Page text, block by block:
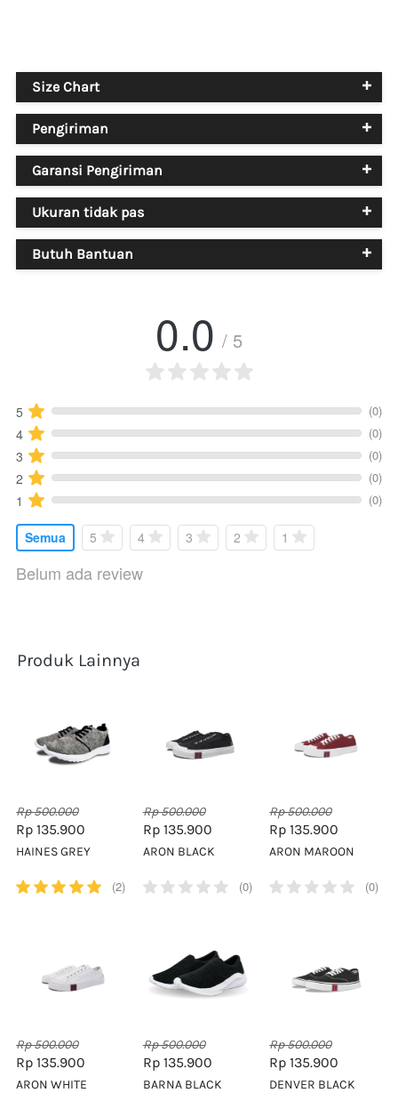
Size Chart
Pengiriman
Garansi Pengiriman
Ukuran tidak pas
Butuh Bantuan
0.0 / 5
5 (0)
4 (0)
3 (0)
2 (0)
1 (0)
Semua 5 4 3 2 1
Belum ada review
Produk Lainnya
Rp 500.000
Rp 135.900
HAINES GREY
(2)
Rp 500.000
Rp 135.900
ARON BLACK
(0)
Rp 500.000
Rp 135.900
ARON MAROON
(0)
Rp 500.000
Rp 135.900
ARON WHITE
Rp 500.000
Rp 135.900
BARNA BLACK
Rp 500.000
Rp 135.900
DENVER BLACK